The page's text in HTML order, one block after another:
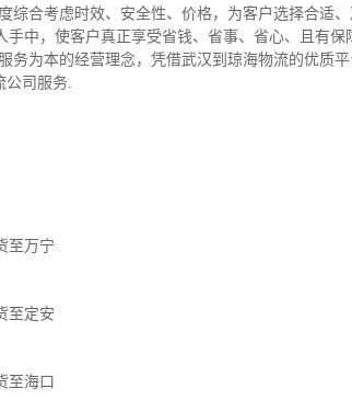
合考虑时效、安全性、价格，为客户选择合适
手中，使客户真正享受省钱、省事、省心、且有
务为本的经营理念，凭借武汉到琼海物流的优质
司服务.
至万宁
至定安
至海口